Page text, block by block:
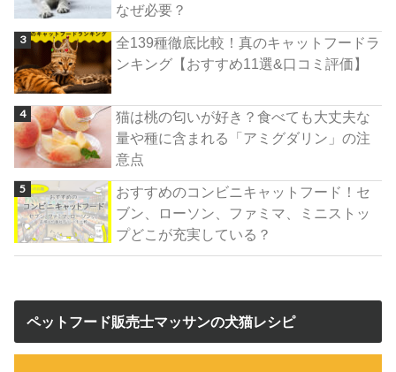
なぜ必要？
全139種徹底比較！真のキャットフードラ
ンキング【おすすめ11選&口コミ評価】
猫は桃の匂いが好き？食べても大丈夫な
量や種に含まれる「アミグダリン」の注
意点
おすすめのコンビニキャットフード！セ
ブン、ローソン、ファミマ、ミニストッ
プどこが充実している？
ペットフード販売士マッサンの犬猫レシピ